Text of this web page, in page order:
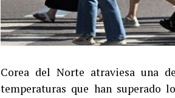
Corea del Norte atraviesa una
temperaturas que han superado